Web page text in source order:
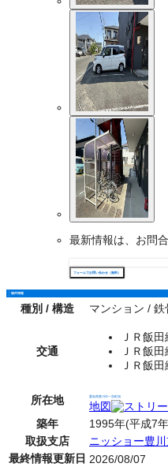
最新情報は、お問
フォームでお問い合わせ（無料）
物件情報
種別 / 構造 マンション /
交通
ＪＲ飯
ＪＲ飯
ＪＲ飯
所在地 愛知県豊川市一宮町旭
地図
築年
1995年(平成7
取扱支店
ニッショー豊
最終情報更新日 2026/08/07